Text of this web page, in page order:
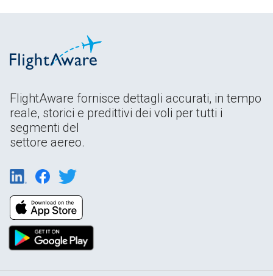
FlightAware fornisce dettagli accurati, in tempo
reale, storici e predittivi dei voli per tutti i
segmenti del
settore aereo.